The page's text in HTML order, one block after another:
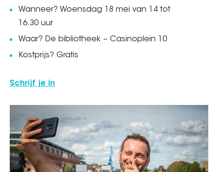
Wanneer? Woensdag 18 mei van 14 tot
16.30 uur
Waar? De bibliotheek – Casinoplein 10
Kostprijs? Gratis
Schrijf je in